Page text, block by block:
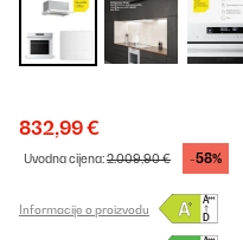
832,99 €
Uvodna cijena:2.009,90 € -58%
Informacije o proizvodu